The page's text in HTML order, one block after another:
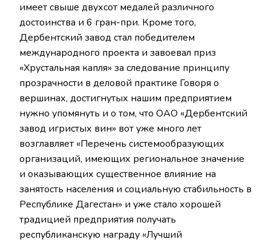
имеет свыше двухсот медалей различного
достоинства и 6 гран-при. Кроме того,
Дербентский завод стал победителем
международного проекта и завоевал приз
«Хрустальная капля» за следование принципу
прозрачности в деловой практике Говоря о
вершинах, достигнутых нашим предприятием
нужно упомянуть и о том, что ОАО «Дербентский
завод игристых вин» вот уже много лет
возглавляет «Перечень системообразующих
организаций, имеющих региональное значение
и оказывающих существенное влияние на
занятость населения и социальную стабильность в
Республике Дагестан» и уже стало хорошей
традицией предприятия получать
республиканскую награду «Лучший